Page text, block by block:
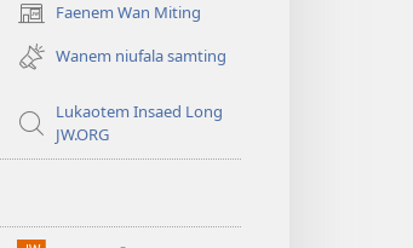
Faenem Wan Miting
(openem
wan
niufala
Wanem niufala samting
Lukaotem Insaed Long
JW.ORG